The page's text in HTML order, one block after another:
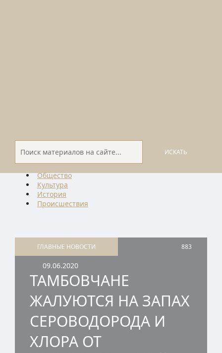
ИСКАТЬ
Общество
Культура
История
Проиcшествия
ГЛАВНЫЕ НОВОСТИ 883
09.06.2020
ТАМБОВЧАНЕ
ЖАЛУЮТСЯ НА ЗАПАХ
СЕРОВОДОРОДА И
ХЛОРА ОТ